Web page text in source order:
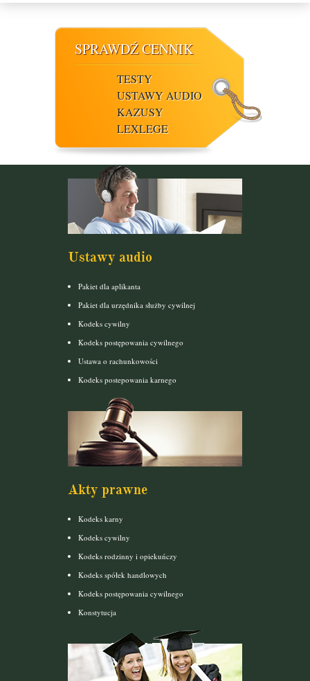
SPRAWDŹ CENNIK
TESTY
USTAWY AUDIO
KAZUSY
LEXLEGE
Ustawy audio
Pakiet dla aplikanta
Pakiet dla urzędnika służby cywilnej
Kodeks cywilny
Kodeks postępowania cywilnego
Ustawa o rachunkowości
Kodeks postepowania karnego
Akty prawne
Kodeks karny
Kodeks cywilny
Kodeks rodzinny i opiekuńczy
Kodeks spółek handlowych
Kodeks postępowania cywilnego
Konstytucja